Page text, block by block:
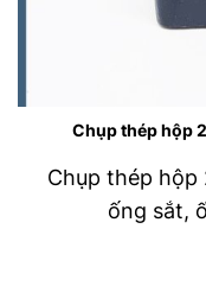
Chụp thép hộp
Chụp thép hộp
ống sắt,